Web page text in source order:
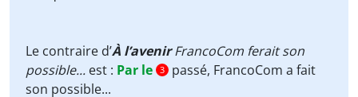
Le contraire d’À l’avenirFrancoCom ferait son
possible... est : Par le 3
passé, FrancoCom a fait
son possible...